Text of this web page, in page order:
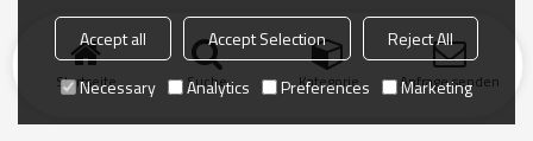
Startseite Suche Kategorie Anfrage senden
Accept all Accept Selection
Reject All
Necessary
Analytics Preferences Marketing